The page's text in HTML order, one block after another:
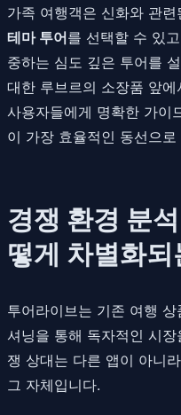
가족 여행객은 신화와 관
테마 투어를 선택할 수 있
중하는 심도 깊은 투어를
대한 루브르의 소장품 앞
사용자들에게 명확한 가이
이 가장 효율적인 동선으
경쟁 환경 분
떻게 차별화되
투어라이브는 기존 여행
셔닝을 통해 독자적인 시
쟁 상대는 다른 앱이 아니
그 자체입니다.